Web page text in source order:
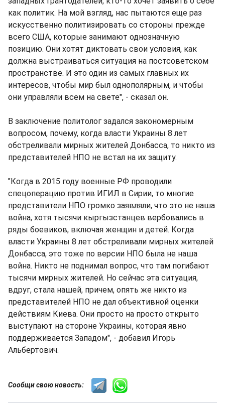
как политик. На мой взгляд, нас пытаются еще раз
искусственно политизировать со стороны прежде
всего США, которые занимают однозначную
позицию. Они хотят диктовать свои условия, как
должна выстраиваться ситуация на постсоветском
пространстве. И это один из самых главных их
интересов, чтобы мир был однополярным, и чтобы
они управляли всем на свете", - сказал он.
В заключение политолог задался закономерным
вопросом, почему, когда власти Украины 8 лет
обстреливали мирных жителей Донбасса, то никто из
представителей НПО не встал на их защиту.
"Когда в 2015 году военные РФ проводили
спецоперацию против ИГИЛ в Сирии, то многие
представители НПО громко заявляли, что это не наша
война, хотя тысячи кыргызстанцев вербовались в
ряды боевиков, включая женщин и детей. Когда
власти Украины 8 лет обстреливали мирных жителей
Донбасса, это тоже по версии НПО была не наша
война. Никто не поднимал вопрос, что там погибают
тысячи мирных жителей. Но сейчас эта ситуация,
вдруг, стала нашей, причем, опять же никто из
представителей НПО не дал объективной оценки
действиям Киева. Они просто на просто открыто
выступают на стороне Украины, которая явно
поддерживается Западом", - добавил Игорь
Альбертович.
Сообщи свою новость: